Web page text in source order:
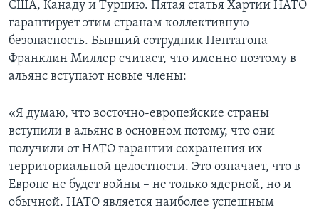
США, Канаду и Турцию. Пятая статья Хартии НАТО
гарантирует этим странам коллективную
безопасность. Бывший сотрудник Пентагона
Франклин Миллер считает, что именно поэтому в
альянс вступают новые члены:
«Я думаю, что восточно-европейские страны
вступили в альянс в основном потому, что они
получили от НАТО гарантии сохранения их
территориальной целостности. Это означает, что в
Европе не будет войны – не только ядерной, но и
обычной. НАТО является наиболее успешным